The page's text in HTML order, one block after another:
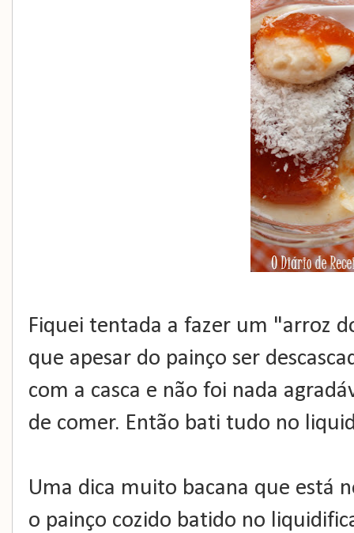
Fiquei tentada a fazer um "arroz
que apesar do painço ser
com a casca e não foi nada
de comer. Então bati tudo no
Uma dica muito bacana que está
o painço cozido batido no